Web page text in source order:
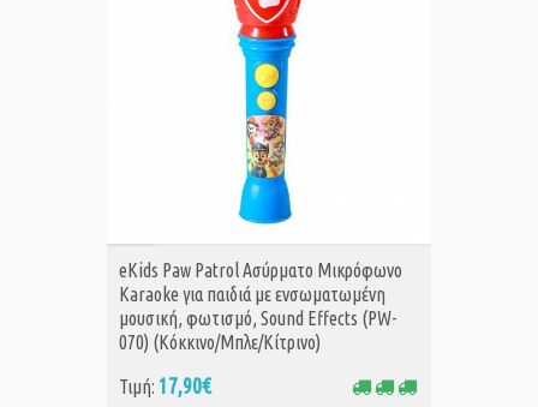
ΑΓΟΡΑ
eKids Paw Patrol Ασύρματο Μικρόφωνο
Karaoke για παιδιά με ενσωματωμένη
μουσική, φωτισμό, Sound Effects (PW-
070) (Κόκκινο/Μπλε/Κίτρινο)
Τιμή: 17,90€